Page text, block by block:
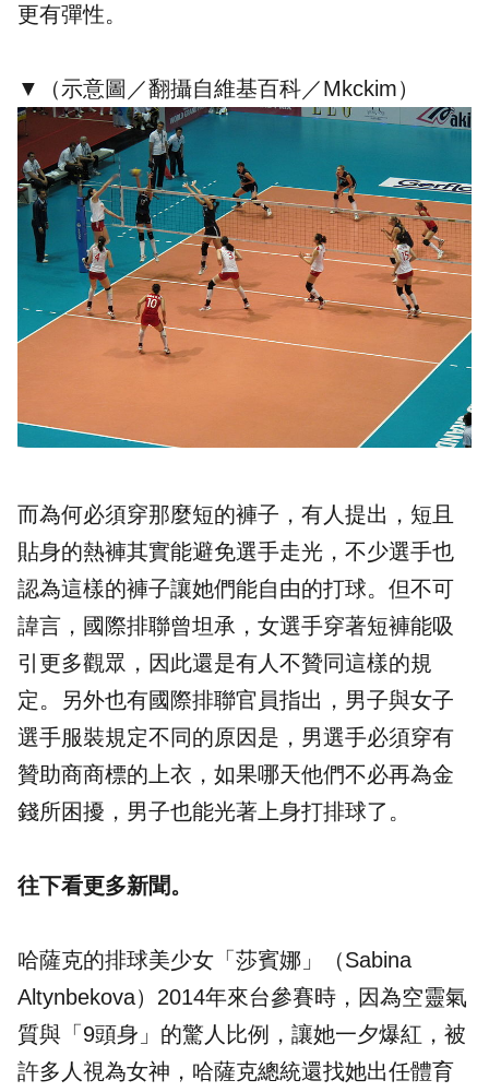
更有彈性。
▼（示意圖／翻攝自維基百科／Mkckim）
而為何必須穿那麼短的褲子，有人提出，短且
貼身的熱褲其實能避免選手走光，不少選手也
認為這樣的褲子讓她們能自由的打球。但不可
諱言，國際排聯曾坦承，女選手穿著短褲能吸
引更多觀眾，因此還是有人不贊同這樣的規
定。另外也有國際排聯官員指出，男子與女子
選手服裝規定不同的原因是，男選手必須穿有
贊助商商標的上衣，如果哪天他們不必再為金
錢所困擾，男子也能光著上身打排球了。
往下看更多新聞。
哈薩克的排球美少女「莎賓娜」（Sabina
Altynbekova）2014年來台參賽時，因為空靈氣
質與「9頭身」的驚人比例，讓她一夕爆紅，被
許多人視為女神，哈薩克總統還找她出任體育